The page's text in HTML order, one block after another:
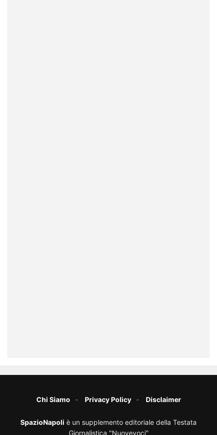
Chi Siamo Privacy Policy Disclaimer
SpazioNapoli è un supplemento editoriale della Testata
Giornalistica "Nuovevoci"